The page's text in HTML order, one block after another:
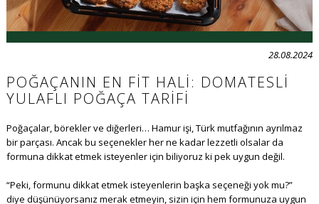
28.08.2024
POĞAÇANIN EN FIT HALI: DOMATESLI
YULAFLI POĞAÇA TARIFI
Poğaçalar, börekler ve diğerleri… Hamur işi, Türk mutfağının ayrılmaz
bir parçası. Ancak bu seçenekler her ne kadar lezzetli olsalar da
formuna dikkat etmek isteyenler için biliyoruz ki pek uygun değil.
“Peki, formunu dikkat etmek isteyenlerin başka seçeneği yok mu?”
diye düşünüyorsanız merak etmeyin, sizin için hem formunuza uygun